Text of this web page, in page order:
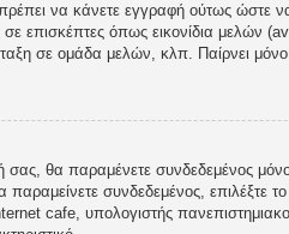
πρέπει να κάνετε εγγραφή ούτως ώστε
επισκέπτες όπως εικονίδια μελών
σε ομάδα μελών, κλπ. Παίρνει μόνο
σας, θα παραμένετε συνδεδεμένος
συνδεδεμένος, επιλέξτε
cafe, υπολογιστής